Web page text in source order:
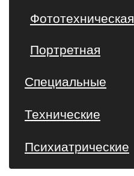
Фототехническая
Портретная
Специальные
Технические
Психиатрические